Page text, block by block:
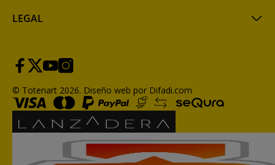
LEGAL
© Totenart 2026. Diseño web por Difadi.com